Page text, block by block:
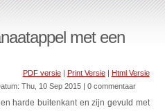
met een
PDF versie| Print Versie| Html Versie
Thu, 10 Sep 2015 | 0 commentaar
harde buitenkant en zijn gevuld met